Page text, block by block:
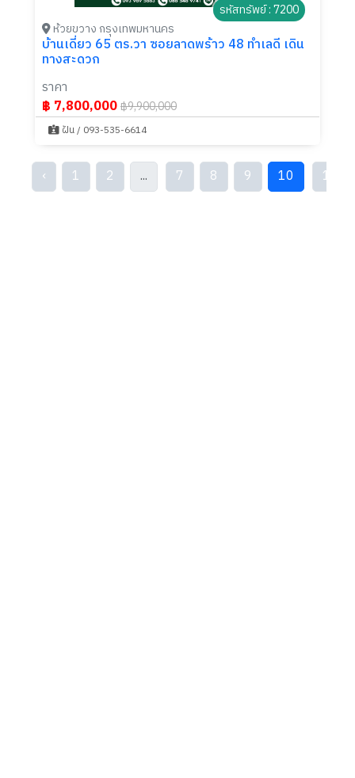
รหัสทรัพย์ : 7200
ห้วยขวาง กรุงเทพมหานคร
บ้านเดี่ยว 65 ตร.วา ซอยลาดพร้าว 48 ทำเลดี เดิน
ทางสะดวก
ราคา
฿ 7,800,000฿9,900,000
ฝัน / 093-535-6614
‹ 1 2 ... 7 8 9 10 11